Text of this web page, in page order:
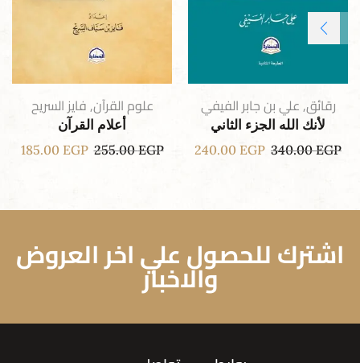
رقائق,علي بن جابر الفيفي
لأنك الله الجزء الثاني
340.00EGP
240.00 EGP
علوم القرآن,فايز السريح
أعلام القرآن
255.00EGP
185.00 EGP
اشترك للحصول علي اخر العروض
والاخبار